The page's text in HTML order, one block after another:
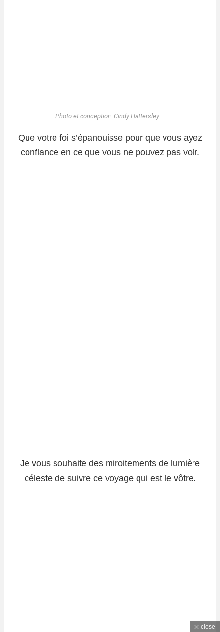
Photo et conception: Cindy Hattersley.
Que votre foi s’épanouisse pour que vous ayez
confiance en ce que vous ne pouvez pas voir.
Je vous souhaite des miroitements de lumière
céleste de suivre ce voyage qui est le vôtre.
close